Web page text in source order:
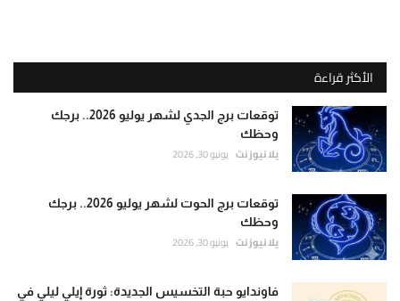
الأكثر قراءة
توقعات برج الجدي لشهر يوليو 2026.. برجك
وحظك
يلا نيوز نت يونيو 30, 2026
توقعات برج الحوت لشهر يوليو 2026.. برجك
وحظك
يلا نيوز نت يونيو 30, 2026
فاوندايو حبة التخسيس الجديدة: ثورة إيلي ليلي في